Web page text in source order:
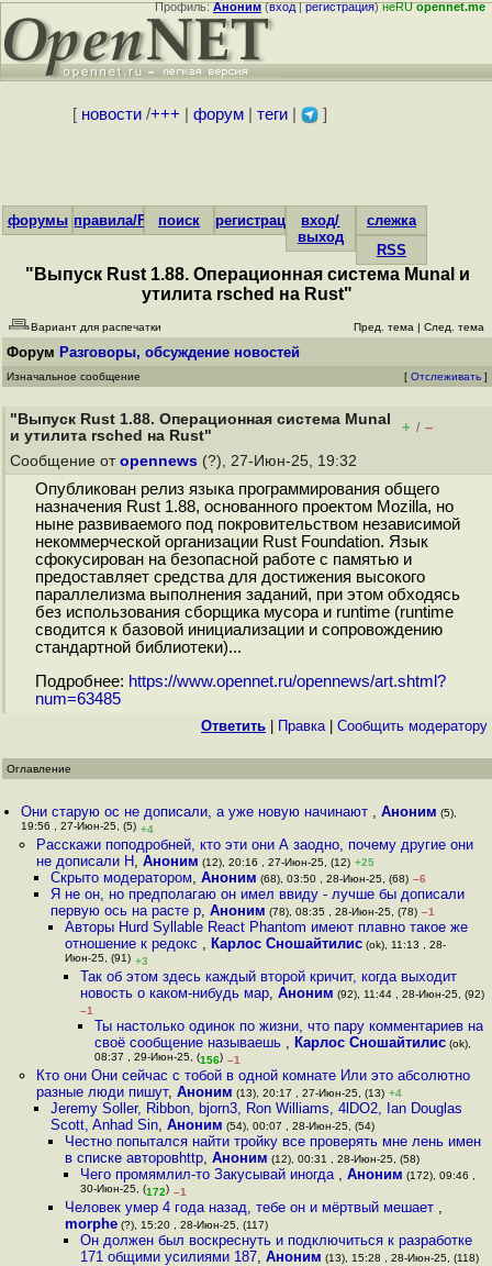
Профиль:Аноним(вход|регистрация)неRUopennet.me
[ новости/+++ форум| теги| ]
форумы правила/FAQпоиск регистрациявход/
выход
слежка
RSS
"Выпуск Rust 1.88. Операционная система Munal и
утилита rsched на Rust"
Вариант для распечатки Пред. тема | След. тема
Форум Разговоры, обсуждение новостей
Изначальное сообщение [ Отслеживать ]
"Выпуск Rust 1.88. Операционная система Munal
и утилита rsched на Rust"
+ / –
Сообщение от opennews (?), 27-Июн-25, 19:32
Опубликован релиз языка программирования общего
назначения Rust 1.88, основанного проектом Mozilla, но
ныне развиваемого под покровительством независимой
некоммерческой организации Rust Foundation. Язык
сфокусирован на безопасной работе с памятью и
предоставляет средства для достижения высокого
параллелизма выполнения заданий, при этом обходясь
без использования сборщика мусора и runtime (runtime
сводится к базовой инициализации и сопровождению
стандартной библиотеки)...
Подробнее: https://www.opennet.ru/opennews/art.shtml?
num=63485
Ответить Правка| Cообщить модератору
Оглавление
Они старую ос не дописали, а уже новую начинают ,Аноним (5),
19:56 , 27-Июн-25, (5) +4
Расскажи поподробней, кто эти они А заодно, почему другие они
не дописали H, Аноним (12), 20:16 , 27-Июн-25, (12) +25
Скрыто модератором, Аноним (68), 03:50 , 28-Июн-25, (68) –6
Я не он, но предполагаю он имел ввиду - лучше бы дописали
первую ось на расте р, Аноним (78), 08:35 , 28-Июн-25, (78) –1
Авторы Hurd Syllable React Phantom имеют плавно такое же
отношение к редокс , Карлос Сношайтилис (ok), 11:13 , 28-
Июн-25, (91) +3
Так об этом здесь каждый второй кричит, когда выходит
новость о каком-нибудь мар, Аноним (92), 11:44 , 28-Июн-25, (92)
–1
Ты настолько одинок по жизни, что пару комментариев на
своё сообщение называешь , Карлос Сношайтилис(ok),
08:37 , 29-Июн-25, (156) –1
Кто они Они сейчас с тобой в одной комнате Или это абсолютно
разные люди пишут, Аноним (13), 20:17 , 27-Июн-25, (13) +4
Jeremy Soller, Ribbon, bjorn3, Ron Williams, 4lDO2, Ian Douglas
Scott, Anhad Sin, Аноним (54), 00:07 , 28-Июн-25, (54)
Честно попытался найти тройку все проверять мне лень имен
в списке авторовhttp,Аноним (12), 00:31 , 28-Июн-25, (58)
Чего промямлил-то Закусывай иногда , Аноним (172), 09:46 ,
30-Июн-25, (172) –1
Человек умер 4 года назад, тебе он и мёртвый мешает ,
morphe (?), 15:20 , 28-Июн-25, (117)
Он должен был воскреснуть и подключиться к разработке
171 общими усилиями 187, Аноним (13), 15:28 , 28-Июн-25, (118)